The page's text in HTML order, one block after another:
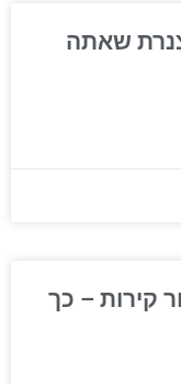
צנרת שאתה
קירות – כך